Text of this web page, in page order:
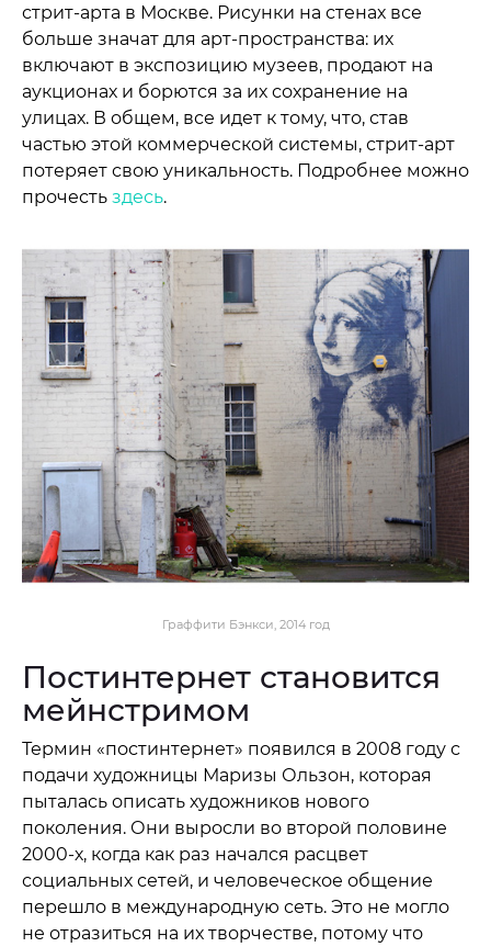
стрит-арта в Москве. Рисунки на стенах все
больше значат для арт-пространства: их
включают в экспозицию музеев, продают на
аукционах и борются за их сохранение на
улицах. В общем, все идет к тому, что, став
частью этой коммерческой системы, стрит-арт
потеряет свою уникальность. Подробнее можно
прочесть здесь.
Граффити Бэнкси, 2014 год
Постинтернет становится
мейнстримом
Термин «постинтернет» появился в 2008 году с
подачи художницы Маризы Ользон, которая
пыталась описать художников нового
поколения. Они выросли во второй половине
2000-х, когда как раз начался расцвет
социальных сетей, и человеческое общение
перешло в международную сеть. Это не могло
не отразиться на их творчестве, потому что